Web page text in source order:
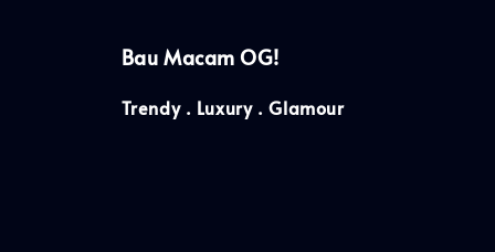
Bau Macam OG!
Trendy . Luxury . Glamour